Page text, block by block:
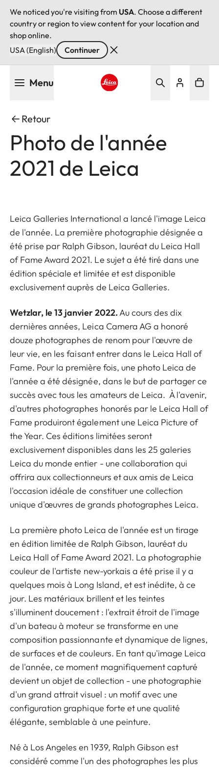
We noticed you're visiting from USA. Choose a different
country or region to view content for your location and
shop online.
USA (English)
Continuer
Menu
Retour
Photo de l'année
2021 de Leica
Leica Galleries International a lancé l'image Leica
de l'année. La première photographie désignée a
été prise par Ralph Gibson, lauréat du Leica Hall
of Fame Award 2021. Le sujet a été tiré dans une
édition spéciale et limitée et est disponible
exclusivement auprès de Leica Galleries.
Wetzlar, le 13 janvier 2022.Au cours des dix
dernières années, Leica Camera AG a honoré
douze photographes de renom pour l'œuvre de
leur vie, en les faisant entrer dans le Leica Hall of
Fame. Pour la première fois, une photo Leica de
l'année a été désignée, dans le but de partager ce
succès avec tous les amateurs de Leica. À l'avenir,
d'autres photographes honorés par le Leica Hall of
Fame produiront également une Leica Picture of
the Year. Ces éditions limitées seront
exclusivement disponibles dans les 25 galeries
Leica du monde entier - une collaboration qui
offrira aux collectionneurs et aux amis de Leica
l'occasion idéale de constituer une collection
unique d'œuvres de grands photographes Leica.
La première photo Leica de l'année est un tirage
en édition limitée de Ralph Gibson, lauréat du
Leica Hall of Fame Award 2021. La photographie
couleur de l'artiste new-yorkais a été prise il y a
quelques mois à Long Island, et est inédite, à ce
jour. Les matériaux brillent et les teintes
s'illuminent doucement : l'extrait étroit de l'image
d'un bateau à moteur se transforme en une
composition passionnante et dynamique de lignes,
de surfaces et de couleurs. En tant qu'image Leica
de l'année, ce moment magnifiquement capturé
devient un objet de collection - une photographie
d'un grand attrait visuel : un motif avec une
configuration graphique forte et une qualité
élégante, semblable à une peinture.
Né à Los Angeles en 1939, Ralph Gibson est
considéré comme l'un des photographes les plus